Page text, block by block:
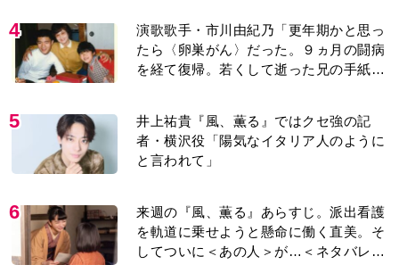
4
演歌歌手・市川由紀乃「更年期かと思っ
たら〈卵巣がん〉だった。９ヵ月の闘病
を経て復帰。若くして逝った兄の手紙を
5
井上祐貴『風、薫る』ではクセ強の記
者・横沢役「陽気なイタリア人のように
と言われて」
6
来週の『風、薫る』あらすじ。派出看護
を軌道に乗せようと懸命に働く直美。そ
してついに＜あの人＞が…＜ネタバレあ